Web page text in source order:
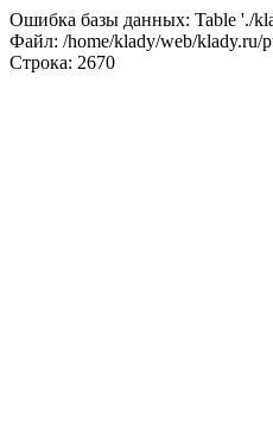
Ошибка базы данных: Table './
Файл: /home/klady/web/klady.ru/
Строка: 2670